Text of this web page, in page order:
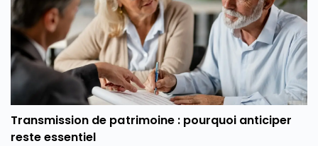
Transmission de patrimoine : pourquoi anticiper
reste essentiel